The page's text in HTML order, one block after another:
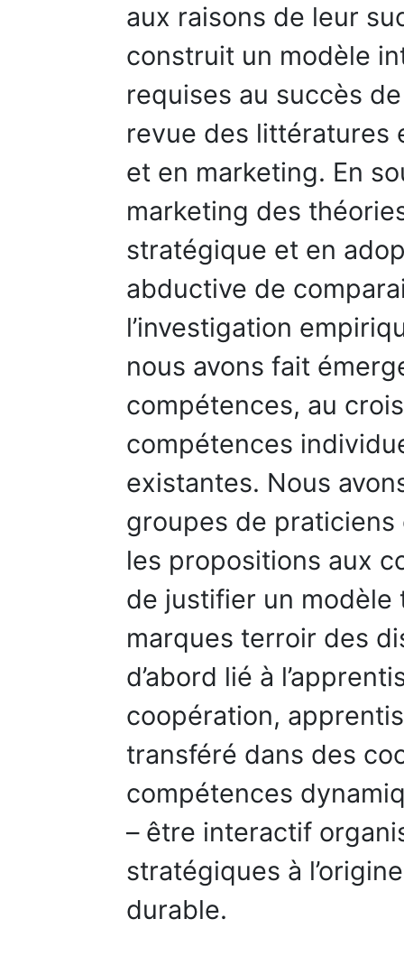
aux raisons de leur
construit un modèle
requises au succès
revue des littératures
et en marketing. En
marketing des
stratégique et en
abductive de
l’investigation
nous avons fait
compétences, au
compétences
existantes. Nous
groupes de
les propositions aux
de justifier un modèle
marques terroir des
d’abord lié à
coopération,
transféré dans des
compétences
– être interactif
stratégiques à
durable.